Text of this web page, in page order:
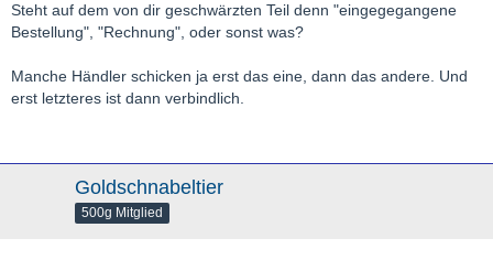
Steht auf dem von dir geschwärzten Teil denn "eingegegangene
Bestellung", "Rechnung", oder sonst was?
Manche Händler schicken ja erst das eine, dann das andere. Und
erst letzteres ist dann verbindlich.
Goldschnabeltier
500g Mitglied